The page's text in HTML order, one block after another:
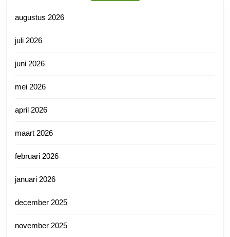
augustus 2026
juli 2026
juni 2026
mei 2026
april 2026
maart 2026
februari 2026
januari 2026
december 2025
november 2025